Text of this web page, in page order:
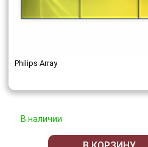
Philips Array
В наличии